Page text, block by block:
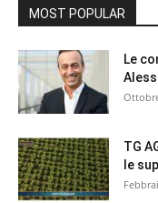
MOST POPULAR
Le
TG
le